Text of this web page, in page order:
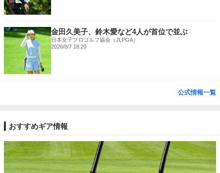
金田久美子、鈴木愛など4人が首位で並ぶ
日本女子プロゴルフ協会（JLPGA）
2026/8/7 18:20
公式情報一覧
おすすめギア情報